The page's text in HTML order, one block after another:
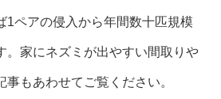
1ペアの侵入から年間数十匹規模
。家にネズミが出やすい間取りや
もあわせてご覧ください。